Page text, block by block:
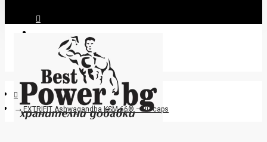
Регистрация
EXTRIFIT Ashwagandha KSM-66® – 90 caps